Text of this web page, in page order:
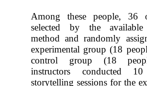
Among these people, 36
selected by the available
method and randomly
experimental group (18
control group (18
instructors conducted
storytelling sessions for the